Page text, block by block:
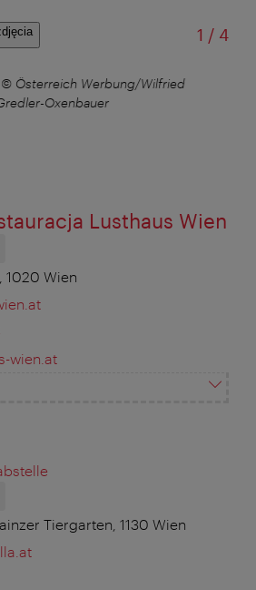
1 /od
4
© Österreich Werbung/Wilfried
Oxenbauer
Lusthaus Wien
1020 Wien
wien.at
Tiergarten, 1130 Wien